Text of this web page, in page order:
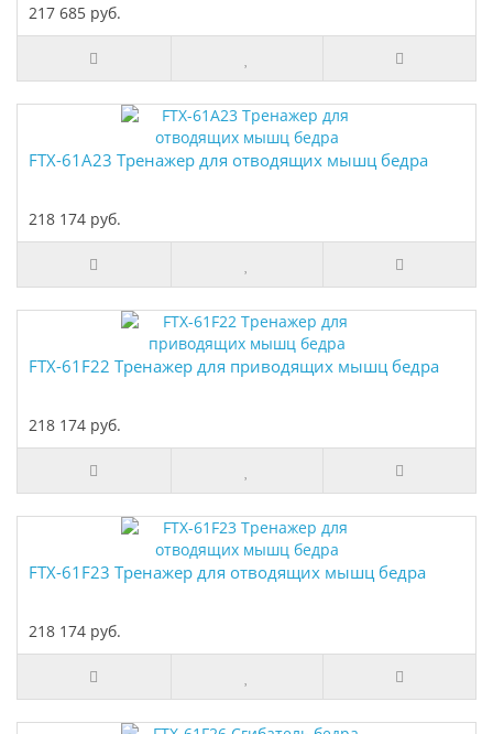
217 685 руб.
FTX-61A23 Тренажер для отводящих мышц бедра
218 174 руб.
FTX-61F22 Тренажер для приводящих мышц бедра
218 174 руб.
FTX-61F23 Тренажер для отводящих мышц бедра
218 174 руб.